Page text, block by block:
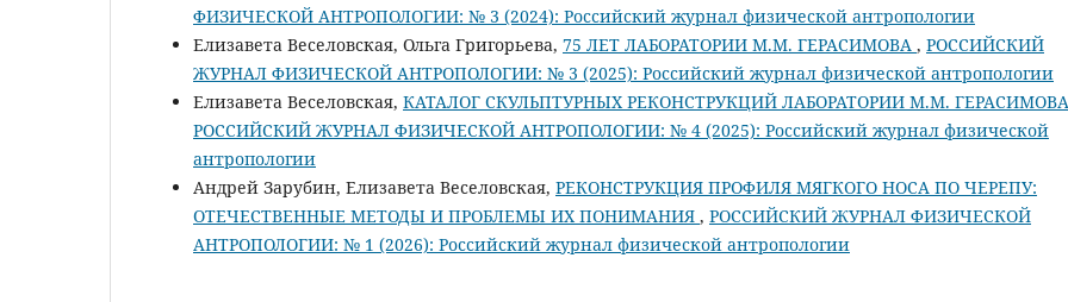
ФИЗИЧЕСКОЙ АНТРОПОЛОГИИ: № 3 (2024): Российский журнал физической антропологии
Елизавета Веселовская, Ольга Григорьева, 75 ЛЕТ ЛАБОРАТОРИИ М.М. ГЕРАСИМОВА , РОССИЙСКИЙ
ЖУРНАЛ ФИЗИЧЕСКОЙ АНТРОПОЛОГИИ: № 3 (2025): Российский журнал физической антропологии
Елизавета Веселовская, КАТАЛОГ СКУЛЬПТУРНЫХ РЕКОНСТРУКЦИЙ ЛАБОРАТОРИИ М.М. ГЕРАСИМОВА
РОССИЙСКИЙ ЖУРНАЛ ФИЗИЧЕСКОЙ АНТРОПОЛОГИИ: № 4 (2025): Российский журнал физической
антропологии
Андрей Зарубин, Елизавета Веселовская, РЕКОНСТРУКЦИЯ ПРОФИЛЯ МЯГКОГО НОСА ПО ЧЕРЕПУ:
ОТЕЧЕСТВЕННЫЕ МЕТОДЫ И ПРОБЛЕМЫ ИХ ПОНИМАНИЯ , РОССИЙСКИЙ ЖУРНАЛ ФИЗИЧЕСКОЙ
АНТРОПОЛОГИИ: № 1 (2026): Российский журнал физической антропологии